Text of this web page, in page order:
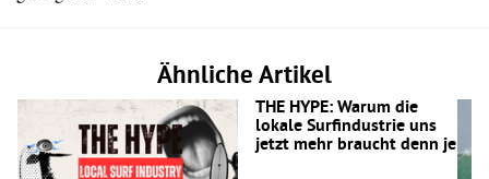
Ähnliche Artikel
THE HYPE: Warum die
lokale Surfindustrie uns
jetzt mehr braucht denn je